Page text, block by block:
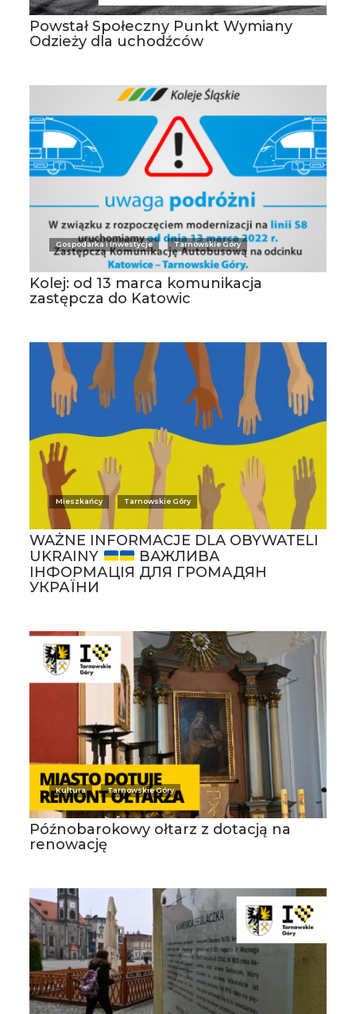
Powstał Społeczny Punkt Wymiany
Odzieży dla uchodźców
Gospodarka i Inwestycje Tarnowskie Góry
Kolej: od 13 marca komunikacja
zastępcza do Katowic
Mieszkańcy Tarnowskie Góry
WAŻNE INFORMACJE DLA OBYWATELI
UKRAINY
ВАЖЛИВА
ІНФОРМАЦІЯ ДЛЯ ГРОМАДЯН
УКРАЇНИ
Kultura Tarnowskie Góry
Późnobarokowy ołtarz z dotacją na
renowację